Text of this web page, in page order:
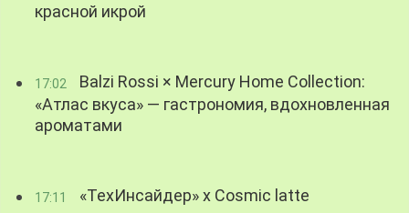
красной икрой
17:02
Balzi Rossi × Mercury Home Collection:
«Атлас вкуса» — гастрономия, вдохновленная
ароматами
17:11 «ТехИнсайдер» х Cosmic latte